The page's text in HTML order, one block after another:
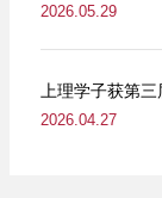
2026.05.29
上理学子获第
2026.04.27